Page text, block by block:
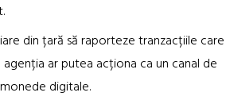
din țară să raporteze tranzacțiile care
ar putea acționa ca un canal de
digitale.